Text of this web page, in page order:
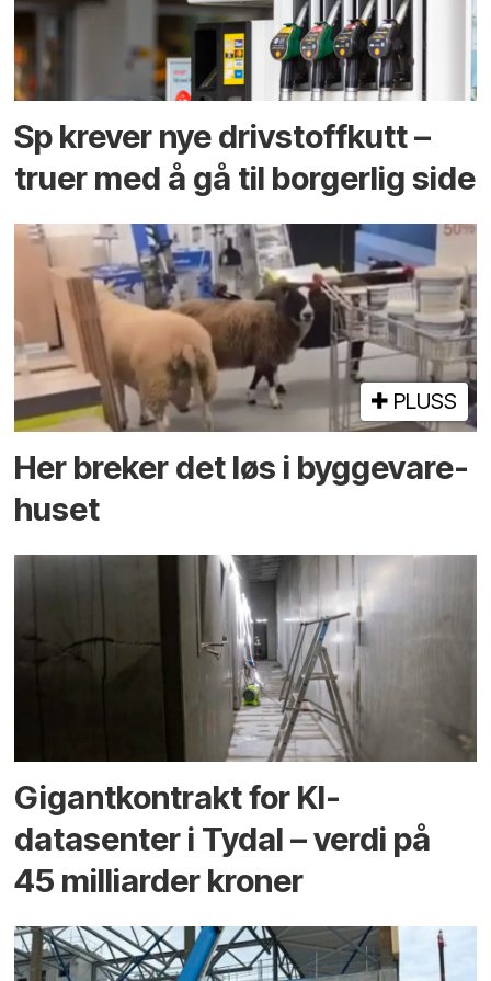
Sp krever nye drivstoffkutt –
truer med å gå til borgerlig side
PLUSS
Her breker det løs i bygge­vare­
huset
Gigantkontrakt for KI-
datasenter i Tydal – verdi på
45 milliarder kroner